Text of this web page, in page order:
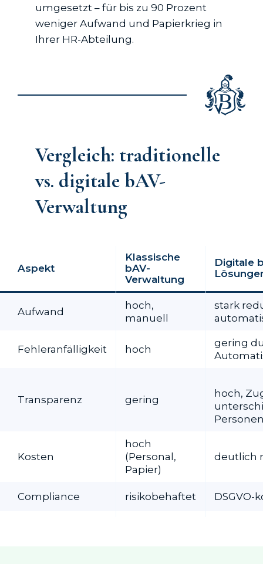
umgesetzt – für bis zu 90 Prozent
weniger Aufwand und Papierkrieg in
Ihrer HR-Abteilung.
Vergleich: traditionelle
vs. digitale bAV-
Verwaltung
Aspekt
Klassische
bAV-
Verwaltung
Digitale
Aufwand
hoch,
manuell
stark
Fehleranfälligkeit hoch
gering
Transparenz gering
hoch,
Kosten
hoch
(Personal,
Papier)
deutlich
Compliance risikobehaftet DSGVO-